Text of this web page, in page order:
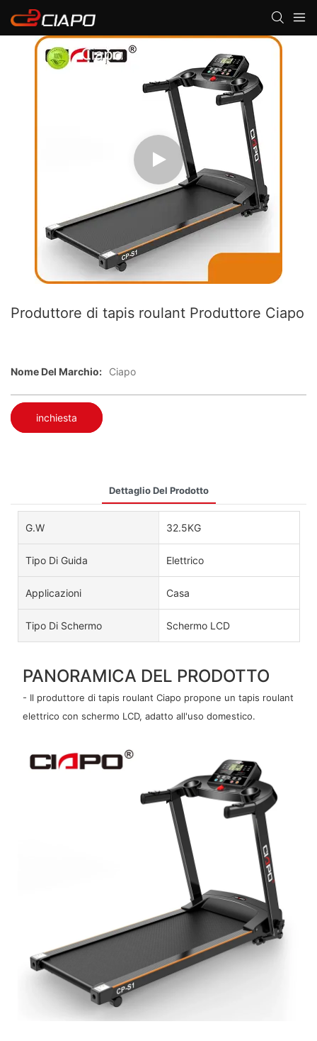
Produttore di tapis roulant Produttore Ciapo
Nome Del Marchio: Ciapo
inchiesta
Dettaglio Del Prodotto
G.W 32.5KG
Tipo Di Guida Elettrico
Applicazioni Casa
Tipo Di Schermo Schermo LCD
PANORAMICA DEL PRODOTTO
- Il produttore di tapis roulant Ciapo propone un tapis roulant
elettrico con schermo LCD, adatto all'uso domestico.